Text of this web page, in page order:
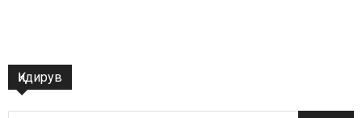
Қидирув